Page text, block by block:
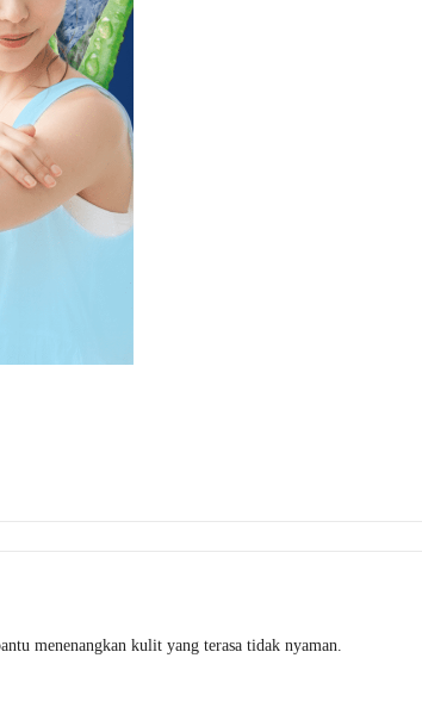
menenangkan kulit yang terasa tidak nyaman.